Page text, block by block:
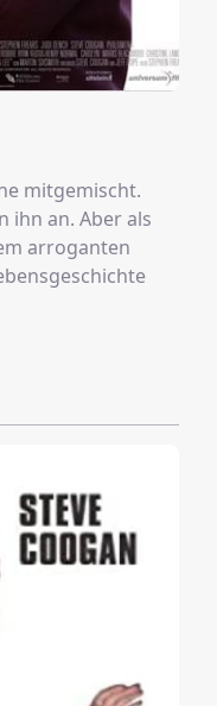
mitgemischt.
ihn an. Aber als
arroganten